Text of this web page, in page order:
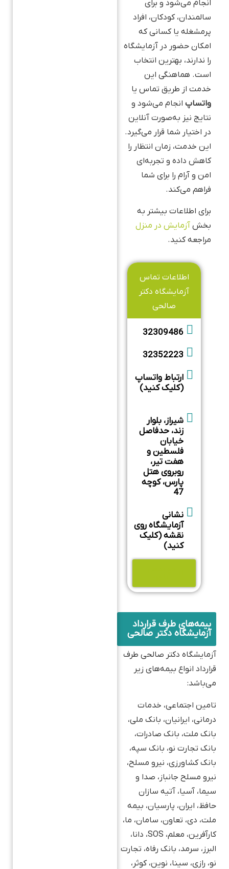
انجام می‌شود و برای
سالمندان، کودکان، افراد
پرمشغله یا کسانی که
امکان حضور در آزمایشگاه
را ندارند، بهترین انتخاب
است. هماهنگی این
خدمت از طریق تماس یا
واتساپ انجام می‌شود و
نتایج نیز به‌صورت آنلاین
در اختیار شما قرار می‌گیرد.
این خدمت، زمان انتظار را
کاهش داده و تجربه‌ای
امن و آرام را برای شما
فراهم می‌کند.
برای اطلاعات بیشتر به
بخش آزمایش در منزل
مراجعه کنید.
اطلاعات تماس
آزمایشگاه دکتر
صالحی
32309486
32352223
ارتباط واتساپ
(کلیک کنید)
شیراز، بلوار
زند، حدفاصل
خیابان
فلسطین و
هفت تیر،
روبروی هتل
پارس، کوچه
47
نشانی
آزمایشگاه روی
نقشه (کلیک
کنید)
بیمه‌های طرف قرارداد
آزمایشگاه دکتر صالحی
آزمایشگاه دکتر صالحی طرف
قرارداد انواع بیمه‌های زیر
می‌باشد:
تامین اجتماعی، خدمات
درمانی، ایرانیان، بانک ملی،
بانک ملت، بانک صادرات،
بانک تجارت نو، بانک سپه،
بانک کشاورزی، نیرو مسلح،
نیرو مسلح جانباز، صدا و
سیما، آسیا، آتیه سازان
حافظ، ایران، پارسیان، بیمه
ملت، دی، تعاون، سامان، ما،
کارآفرین، معلم، SOS، دانا،
البرز، سرمد، بانک رفاه، تجارت
نو، رازی، سینا، نوین، کوثر،